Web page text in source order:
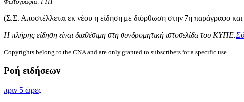
Φωτογραφία: ΓΤΠ
(Σ.Σ. Αποστέλλεται εκ νέου η είδηση με διόρθωση στην 7η παράγραφο
Η πλήρης είδηση είναι διαθέσιμη στη συνδρομητική ιστοσελίδα του ΚΥΠΕ.
Copyrights belong to the CNA and are only granted to subscribers for a specific use.
Ροή ειδήσεων
πριν 5 ώρες